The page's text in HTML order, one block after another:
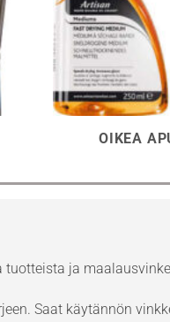
OIKEA
ja
Saat käytännön